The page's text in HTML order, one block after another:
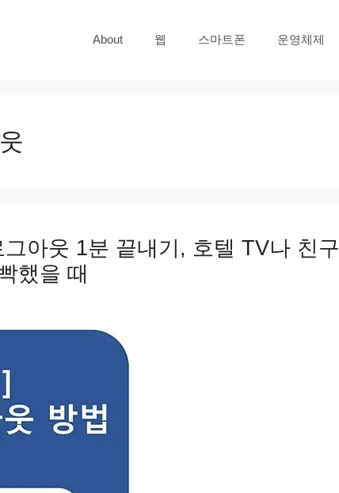
About 웹 스마트폰 운영체제
아웃 1분 끝내기, 호텔 TV나 친구
했을 때